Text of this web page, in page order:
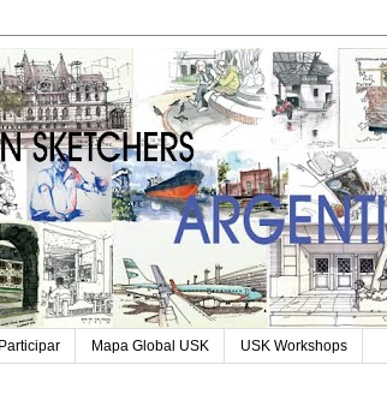
Participar Mapa Global USK USK Workshops